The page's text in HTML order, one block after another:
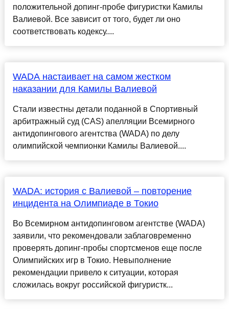
положительной допинг-пробе фигуристки Камилы
Валиевой. Все зависит от того, будет ли оно
соответствовать кодексу....
WADA настаивает на самом жестком
наказании для Камилы Валиевой
Стали известны детали поданной в Спортивный
арбитражный суд (CAS) апелляции Всемирного
антидопингового агентства (WADA) по делу
олимпийской чемпионки Камилы Валиевой....
WADA: история с Валиевой – повторение
инцидента на Олимпиаде в Токио
Во Всемирном антидопинговом агентстве (WADA)
заявили, что рекомендовали заблаговременно
проверять допинг-пробы спортсменов еще после
Олимпийских игр в Токио. Невыполнение
рекомендации привело к ситуации, которая
сложилась вокруг российской фигуристк...